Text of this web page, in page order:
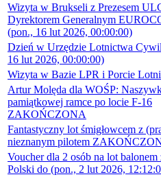
Wizyta w Brukseli z Prezesem
Dyrektorem Generalnym
(pon., 16 lut 2026, 00:00:00)
Dzień w Urzędzie Lotnictwa
16 lut 2026, 00:00:00)
Wizyta w Bazie LPR i Porcie
Artur Molęda dla WOŚP:
pamiątkowej ramce po locie F-16
ZAKOŃCZONA
Fantastyczny lot śmigłowcem z
nieznanym pilotem
Voucher dla 2 osób na lot balonem
Polski do (pon., 2 lut 2026,